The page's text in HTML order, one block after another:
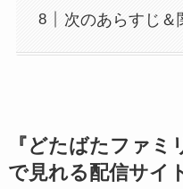
次のあらすじ＆
『どたばたファミ
で見れる配信サイ